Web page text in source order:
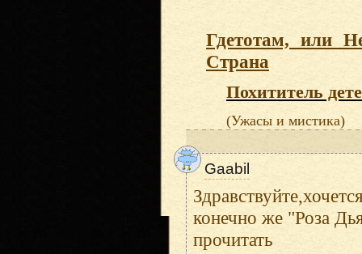
Гдетотам, или
Страна
Похититель
(Ужасы и мистика)
Gaabil
конечно же "Роза
прочитать